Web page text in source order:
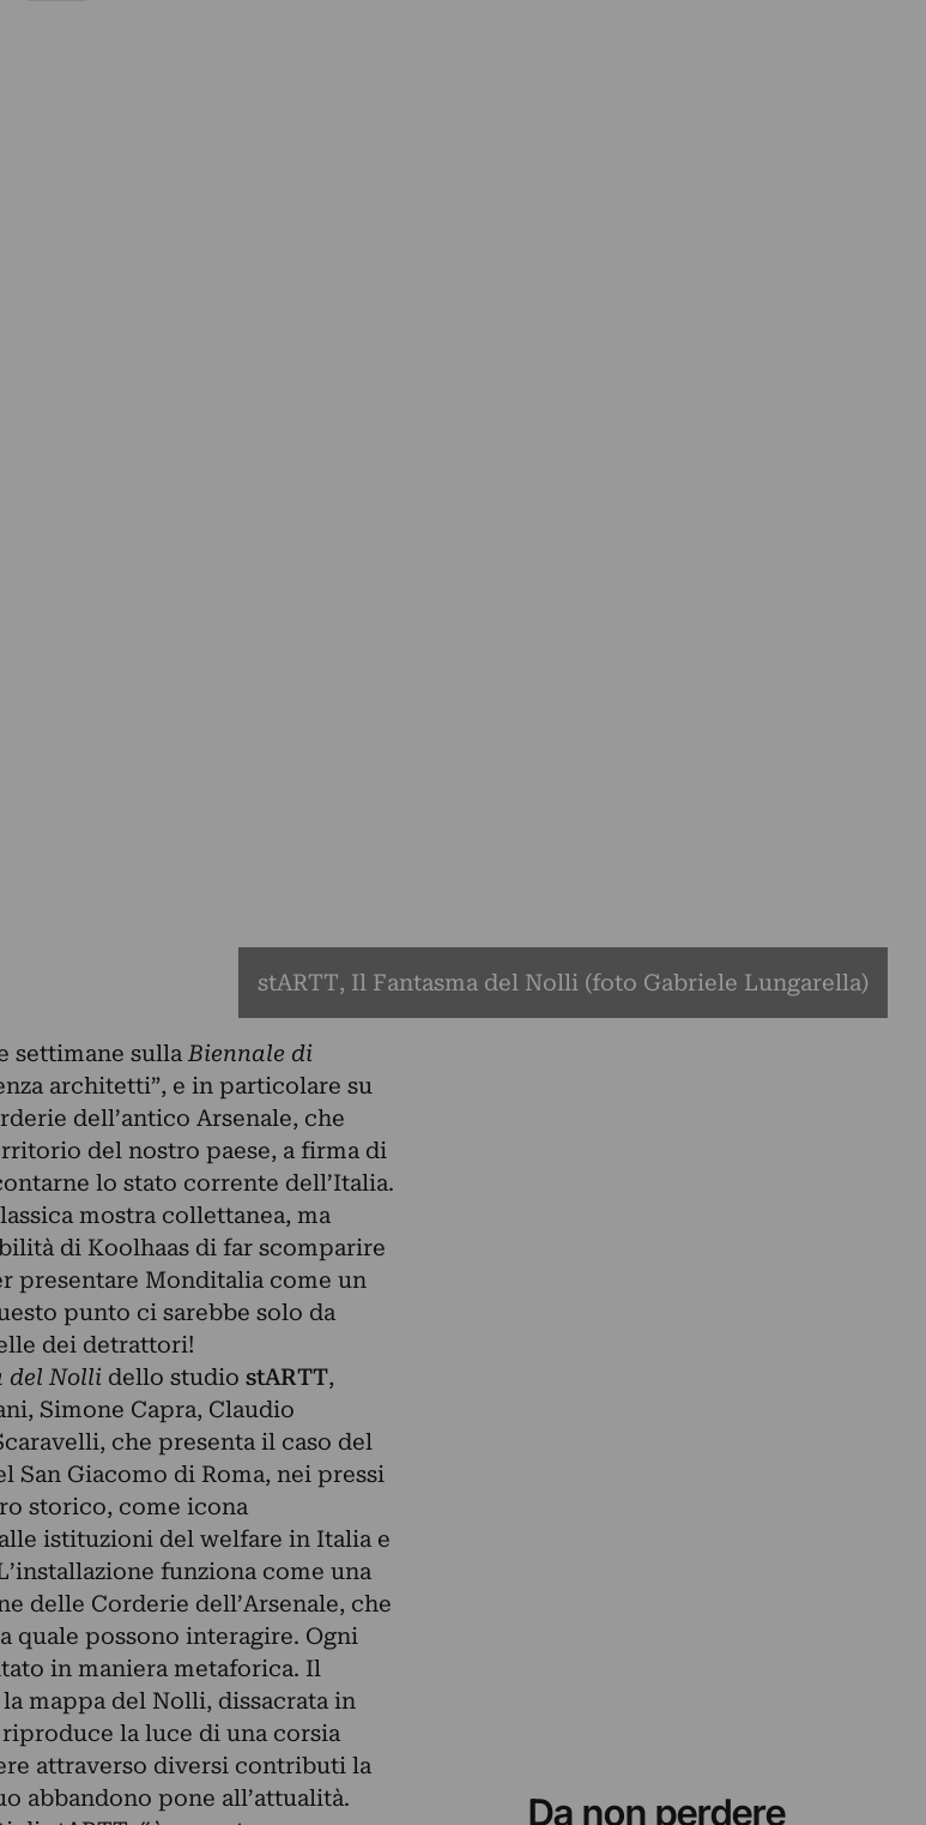
stARTT, Il Fantasma del Nolli (foto Gabriele Lungarella)
settimane sulla Biennale di
architetti”, e in particolare su
dell’antico Arsenale, che
del nostro paese, a firma di
lo stato corrente dell’Italia.
mostra collettanea, ma
di Koolhaas di far scomparire
presentare Monditalia come un
punto ci sarebbe solo da
dei detrattori!
del Nolli dello studio stARTT,
Simone Capra, Claudio
che presenta il caso del
San Giacomo di Roma, nei pressi
storico, come icona
istituzioni del welfare in Italia e
funziona come una
delle Corderie dell’Arsenale, che
quale possono interagire. Ogni
in maniera metaforica. Il
mappa del Nolli, dissacrata in
la luce di una corsia
attraverso diversi contributi la
abbandono pone all’attualità.
Da non perdere